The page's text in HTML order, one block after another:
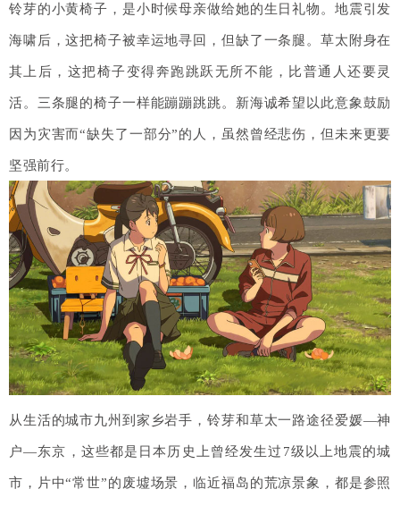
铃芽的小黄椅子，是小时候母亲做给她的生日礼物。地震引发
海啸后，这把椅子被幸运地寻回，但缺了一条腿。草太附身在
其上后，这把椅子变得奔跑跳跃无所不能，比普通人还要灵
活。三条腿的椅子一样能蹦蹦跳跳。新海诚希望以此意象鼓励
因为灾害而“缺失了一部分”的人，虽然曾经悲伤，但未来更要
坚强前行。
从生活的城市九州到家乡岩手，铃芽和草太一路途径爱媛—神
户—东京，这些都是日本历史上曾经发生过7级以上地震的城
市，片中“常世”的废墟场景，临近福岛的荒凉景象，都是参照